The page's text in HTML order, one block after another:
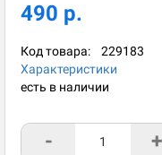
490 р.
Код товара: 229183
Характеристики
есть в наличии
- +